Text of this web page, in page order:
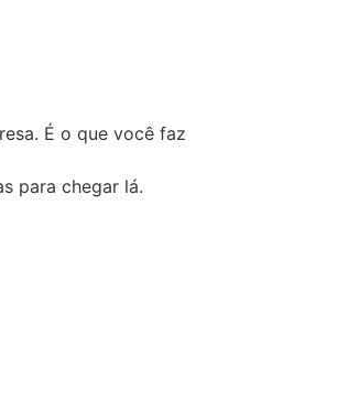
É o que você faz
para chegar lá.